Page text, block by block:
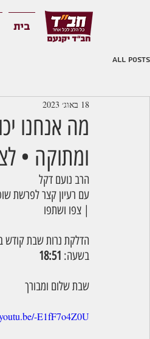
בית
All Posts
מה אנחנו
ומתוקה •
18 באוג׳ 2023
הרב נועם דקל
עם רעיון קצר לפרשת
| צפו ושתפו
הדלקת נרות שבת קודש
בשעה: 18:51
שבת שלום ומבורך
E1fF7o4Z0U